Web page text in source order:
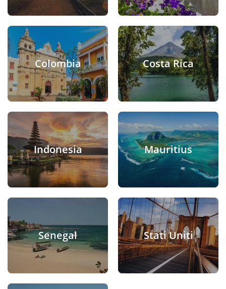
Colombia Costa Rica
Indonesia Mauritius
Senegal Stati Uniti